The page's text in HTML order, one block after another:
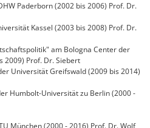
Paderborn (2002 bis 2006) Prof. Dr.
Kassel (2003 bis 2008) Prof. Dr.
am Bologna Center der
2009) Prof. Dr. Siebert
Universität Greifswald (2009 bis 2014)
Humbolt-Universität zu Berlin (2000 -
München (2000 - 2016) Prof. Dr. Wolf